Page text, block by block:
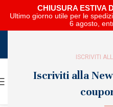
ISCRIVITI
Iscriviti alla
CHIUSURA ESTIVA
Ultimo giorno utile per le
6 agosto,